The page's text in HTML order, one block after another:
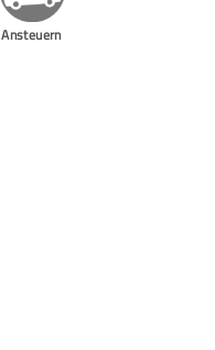
Ansteuern